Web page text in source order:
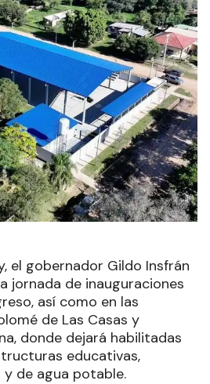
el gobernador Gildo Insfrán
jornada de inauguraciones
así como en las
de Las Casas y
donde dejará habilitadas
educativas,
de agua potable.